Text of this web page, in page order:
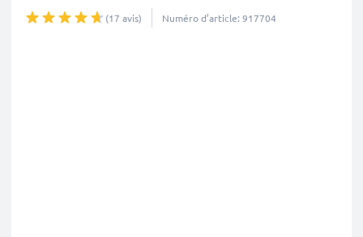
(17 avis) Numéro d’article: 917704